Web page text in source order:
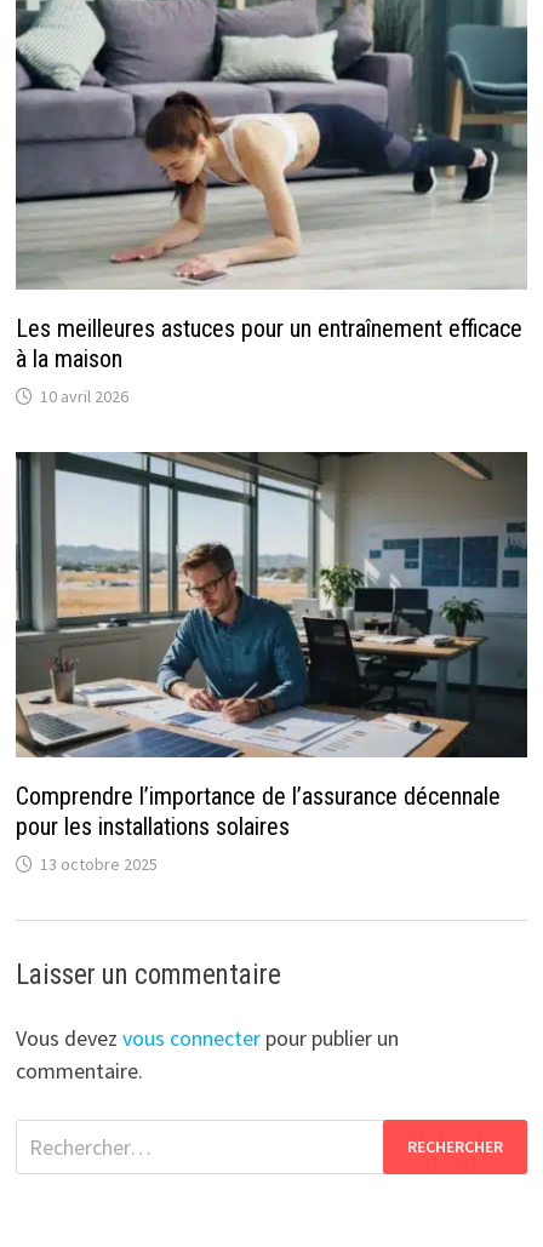
Les meilleures astuces pour un entraînement efficace
à la maison
10 avril 2026
Comprendre l’importance de l’assurance décennale
pour les installations solaires
13 octobre 2025
Laisser un commentaire
Vous devez vous connecterpour publier un
commentaire.
Rechercher :